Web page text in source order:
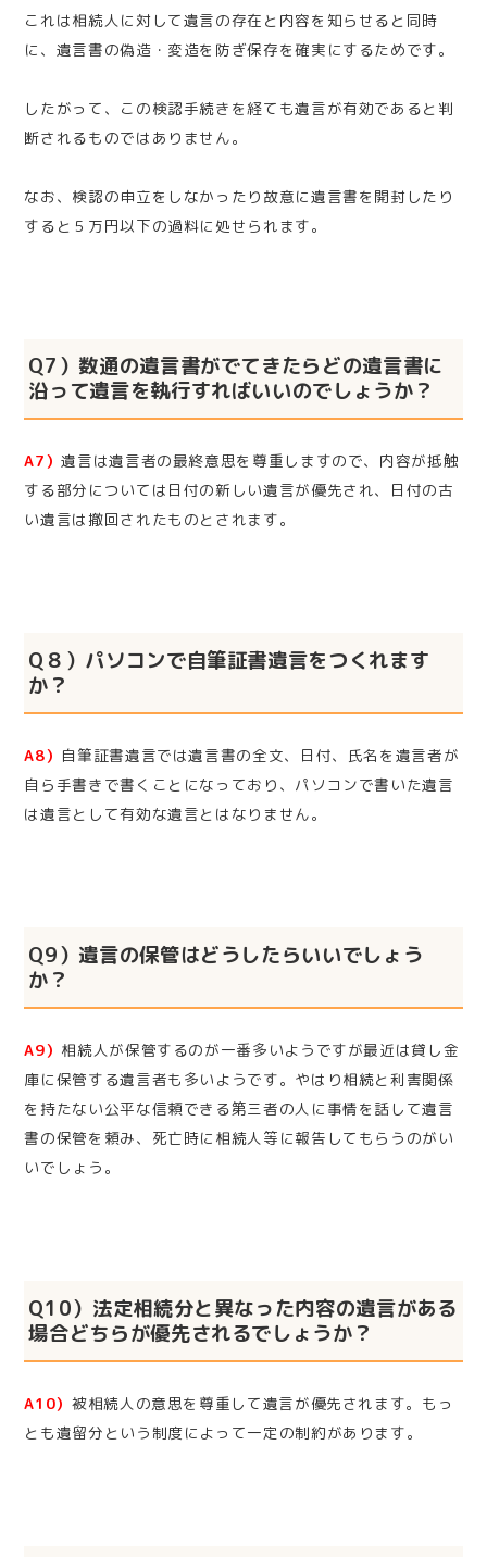
これは相続人に対して遺言の存在と内容を知らせると同時
に、遺言書の偽造・変造を防ぎ保存を確実にするためです。
したがって、この検認手続きを経ても遺言が有効であると判
断されるものではありません。
なお、検認の申立をしなかったり故意に遺言書を開封したり
すると５万円以下の過料に処せられます。
Q7）数通の遺言書がでてきたらどの遺言書に
沿って遺言を執行すればいいのでしょうか？
A7）遺言は遺言者の最終意思を尊重しますので、内容が抵触
する部分については日付の新しい遺言が優先され、日付の古
い遺言は撤回されたものとされます。
Q８）パソコンで自筆証書遺言をつくれます
か？
A8） 自筆証書遺言では遺言書の全文、日付、氏名を遺言者が
自ら手書きで書くことになっており、パソコンで書いた遺言
は遺言として有効な遺言とはなりません。
Q9）遺言の保管はどうしたらいいでしょう
か？
A9） 相続人が保管するのが一番多いようですが最近は貸し金
庫に保管する遺言者も多いようです。やはり相続と利害関係
を持たない公平な信頼できる第三者の人に事情を話して遺言
書の保管を頼み、死亡時に相続人等に報告してもらうのがい
いでしょう。
Q10）法定相続分と異なった内容の遺言がある
場合どちらが優先されるでしょうか？
A10） 被相続人の意思を尊重して遺言が優先されます。もっ
とも遺留分という制度によって一定の制約があります。